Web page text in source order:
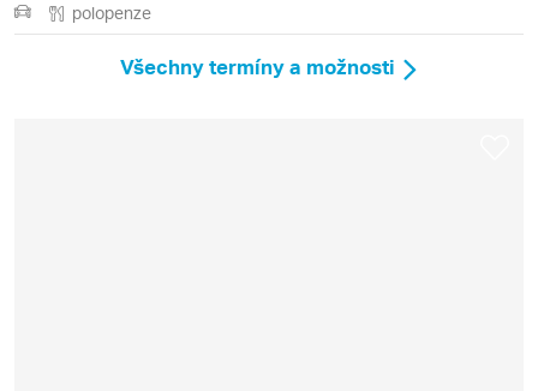
polopenze
Všechny termíny a možnosti